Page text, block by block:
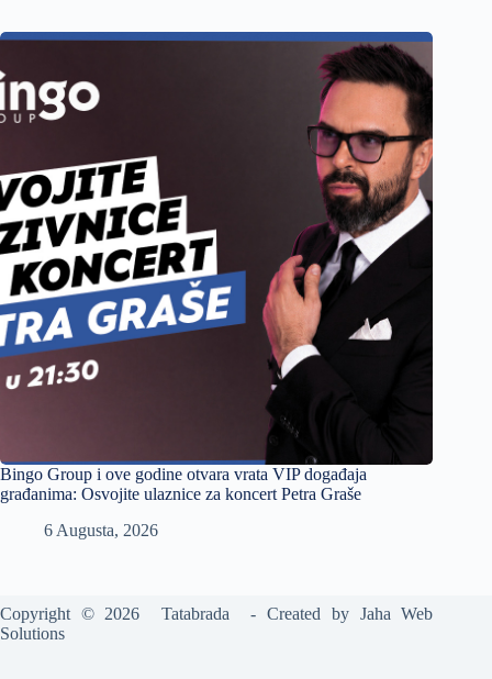
Bingo Group i ove godine otvara vrata VIP događaja
građanima: Osvojite ulaznice za koncert Petra Graše
6 Augusta, 2026
Copyright © 2026 Tatabrada - Created by Jaha Web
Solutions